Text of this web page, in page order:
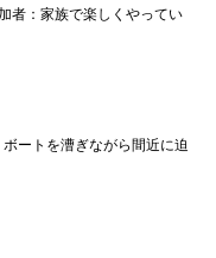
者：家族で楽しくやってい
ートを漕ぎながら間近に迫